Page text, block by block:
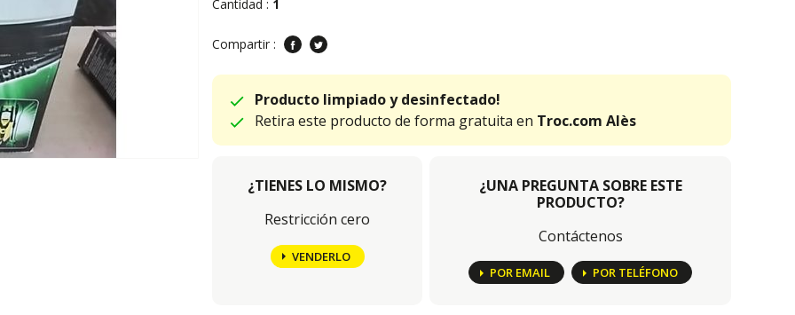
Cantidad : 1
Compartir :
Producto limpiado y desinfectado!
Retira este producto de forma gratuita en Troc.com Alès
¿TIENES LO MISMO?
Restricción cero
VENDERLO
¿UNA PREGUNTA SOBRE ESTE
PRODUCTO?
Contáctenos
POR EMAIL POR TELÉFONO